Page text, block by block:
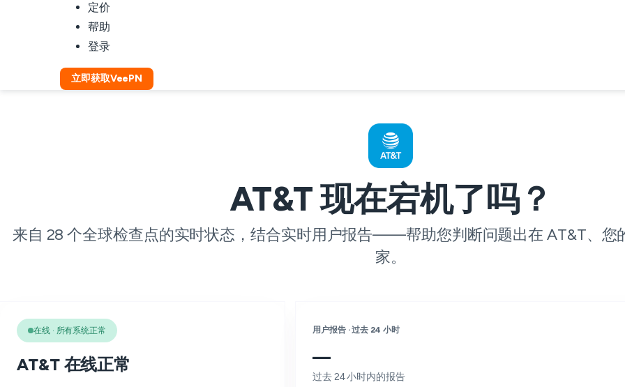
定价
帮助
登录
立即获取VeePN
AT&T 现在宕机了吗？
来自 28 个全球检查点的实时状态，结合实时用户报告——帮助您判断问题出在 AT&T、您
家。
在线 · 所有系统正常
AT&T 在线正常
用户报告 · 过去 24 小时
—
过去 24 小时内的报告